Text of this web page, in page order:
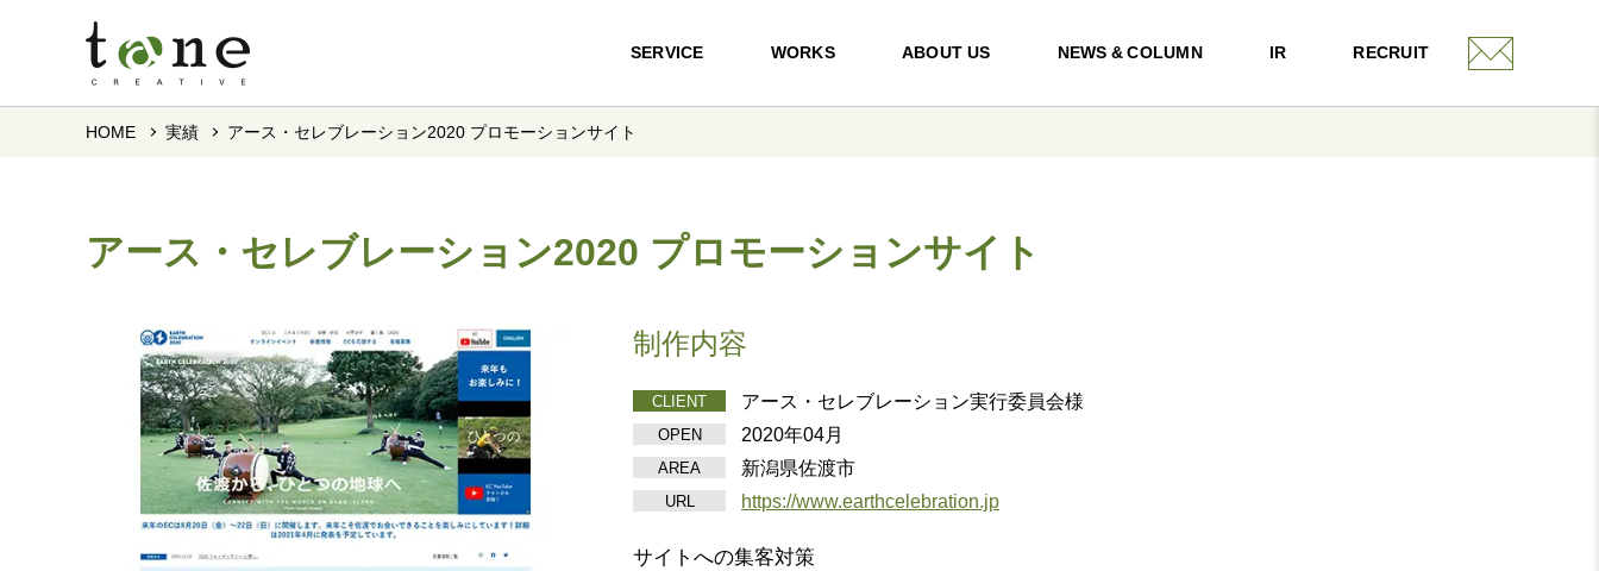
SERVICE WORKS ABOUT US NEWS & COLUMN IR RECRUIT
HOME 実績 アース・セレブレーション2020 プロモーションサイト
アース・セレブレーション2020 プロモーションサイト
制作内容
CLIENT アース・セレブレーション実行委員会様
OPEN 2020年04月
AREA 新潟県佐渡市
URL https://www.earthcelebration.jp
サイトへの集客対策